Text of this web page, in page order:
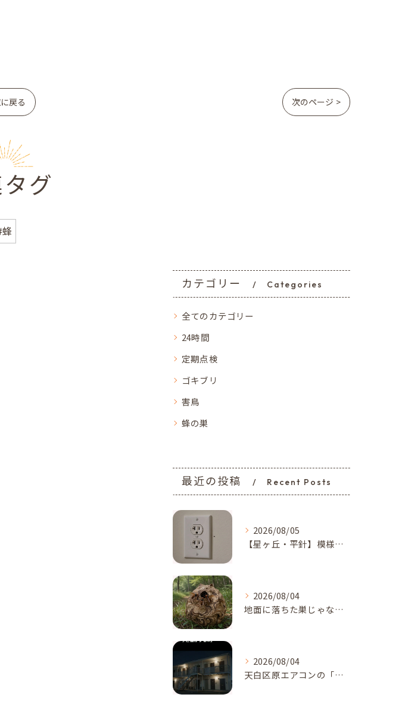
戻る 次のページ >
グ
カテゴリー Categories
全てのカテゴリー
24時間
定期点検
ゴキブリ
害鳥
蜂の巣
最近の投稿 Recent Posts
2026/08/05
【星ヶ丘・平針】模様替えで気付いた…コンセントの「消えない黒い点」｜トコジラミのサインかもしれません
2026/08/04
地面に落ちた巣じゃない！？地面、土の中に作られたスズメバチの巣に要注意【名古屋市天白区・梅森台周辺】
2026/08/04
天白区原エアコンの「カサカサ音」に注意！アブラコウモリが招く...